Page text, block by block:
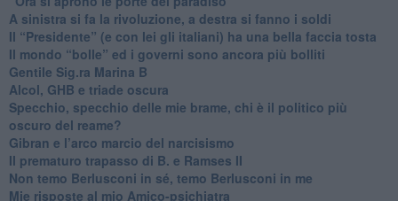
​A sinistra si fa la rivoluzione, a destra si fanno i soldi
​Il “Presidente” (e con lei gli italiani) ha una bella faccia tosta
​Il mondo “bolle” ed i governi sono ancora più bolliti
​Gentile Sig.ra Marina B
​Alcol, GHB e triade oscura
​Specchio, specchio delle mie brame, chi è il politico più
oscuro del reame?
​Gibran e l’arco marcio del narcisismo
​Il prematuro trapasso di B. e Ramses II
​Non temo Berlusconi in sé, temo Berlusconi in me
​Mie risposte al mio Amico-psichiatra